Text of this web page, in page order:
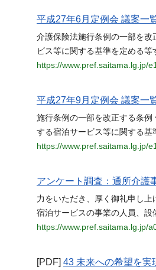
平成27年6月定例会 議案一
介護保険法施行条例の一部を改
ビス等に関する基準を定める
https://www.pref.saitama.lg.jp/
平成27年9月定例会 議案一
施行条例の一部を改正する条例
する宿泊サービス等に関する
https://www.pref.saitama.lg.jp/
アンケート調査：通所介護
力をいただき、厚く御礼申し
宿泊サービスの事業の人員、
https://www.pref.saitama.lg.jp/
[PDF] 43 未来への希望を実